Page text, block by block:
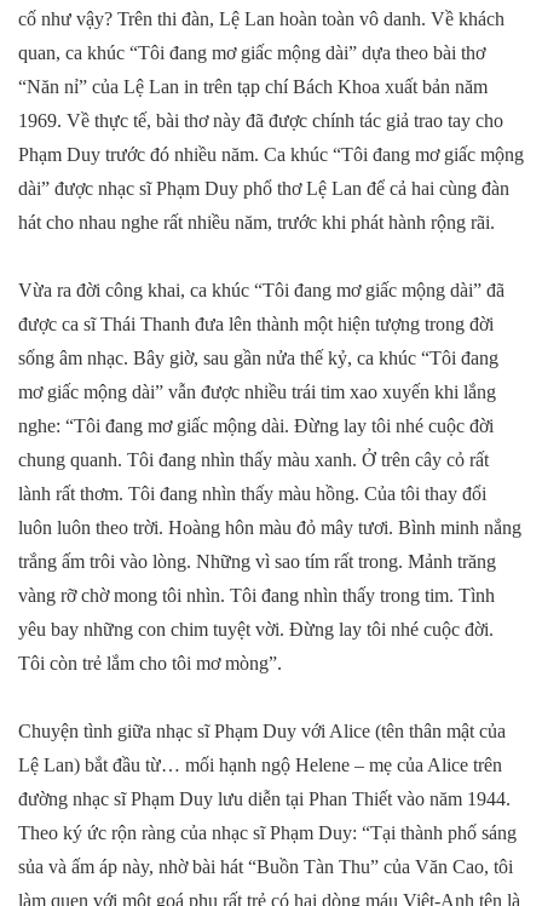
cố như vậy? Trên thi đàn, Lệ Lan hoàn toàn vô danh. Về khách
quan, ca khúc “Tôi đang mơ giấc mộng dài” dựa theo bài thơ
“Năn nỉ” của Lệ Lan in trên tạp chí Bách Khoa xuất bản năm
1969. Về thực tế, bài thơ này đã được chính tác giả trao tay cho
Phạm Duy trước đó nhiều năm. Ca khúc “Tôi đang mơ giấc mộng
dài” được nhạc sĩ Phạm Duy phổ thơ Lệ Lan để cả hai cùng đàn
hát cho nhau nghe rất nhiều năm, trước khi phát hành rộng rãi.
Vừa ra đời công khai, ca khúc “Tôi đang mơ giấc mộng dài” đã
được ca sĩ Thái Thanh đưa lên thành một hiện tượng trong đời
sống âm nhạc. Bây giờ, sau gần nửa thế kỷ, ca khúc “Tôi đang
mơ giấc mộng dài” vẫn được nhiều trái tim xao xuyến khi lắng
nghe: “Tôi đang mơ giấc mộng dài. Đừng lay tôi nhé cuộc đời
chung quanh. Tôi đang nhìn thấy màu xanh. Ở trên cây cỏ rất
lành rất thơm. Tôi đang nhìn thấy màu hồng. Của tôi thay đổi
luôn luôn theo trời. Hoàng hôn màu đỏ mây tươi. Bình minh nắng
trắng ấm trôi vào lòng. Những vì sao tím rất trong. Mảnh trăng
vàng rỡ chờ mong tôi nhìn. Tôi đang nhìn thấy trong tim. Tình
yêu bay những con chim tuyệt vời. Đừng lay tôi nhé cuộc đời.
Tôi còn trẻ lắm cho tôi mơ mòng”.
Chuyện tình giữa nhạc sĩ Phạm Duy với Alice (tên thân mật của
Lệ Lan) bắt đầu từ… mối hạnh ngộ Helene – mẹ của Alice trên
đường nhạc sĩ Phạm Duy lưu diễn tại Phan Thiết vào năm 1944.
Theo ký ức rộn ràng của nhạc sĩ Phạm Duy: “Tại thành phố sáng
sủa và ấm áp này, nhờ bài hát “Buồn Tàn Thu” của Văn Cao, tôi
làm quen với một goá phụ rất trẻ có hai dòng máu Việt-Anh tên là